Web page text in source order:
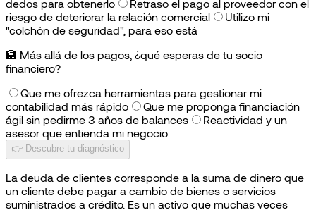
dedos para obtenerlo
Retraso el pago al proveedor con el
riesgo de deteriorar la relación comercial
Utilizo mi
"colchón de seguridad", para eso está
🏦 Más allá de los pagos, ¿qué esperas de tu socio
financiero?
Que me ofrezca herramientas para gestionar mi
contabilidad más rápido
Que me proponga financiación
ágil sin pedirme 3 años de balances
Reactividad y un
asesor que entienda mi negocio
👉 Descubre tu diagnóstico
La deuda de clientes corresponde a la suma de dinero que
un cliente debe pagar a cambio de bienes o servicios
suministrados a crédito. Es un activo que muchas veces